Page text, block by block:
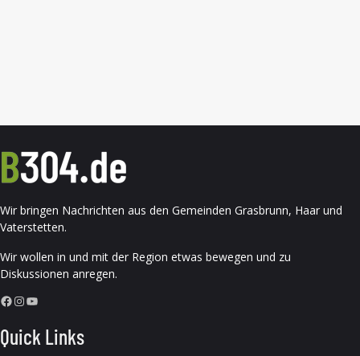
Wir bringen Nachrichten aus den Gemeinden Grasbrunn, Haar und
Vaterstetten.
Wir wollen in und mit der Region etwas bewegen und zu
Diskussionen anregen.
Facebook InstagramYouTube
Quick Links